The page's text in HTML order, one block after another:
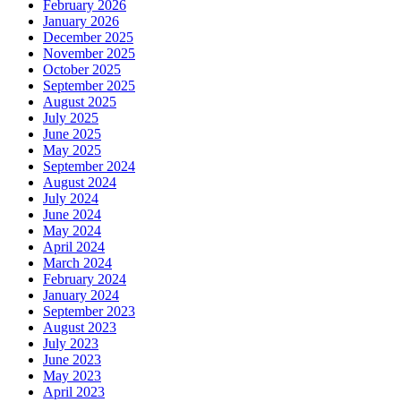
February 2026
January 2026
December 2025
November 2025
October 2025
September 2025
August 2025
July 2025
June 2025
May 2025
September 2024
August 2024
July 2024
June 2024
May 2024
April 2024
March 2024
February 2024
January 2024
September 2023
August 2023
July 2023
June 2023
May 2023
April 2023